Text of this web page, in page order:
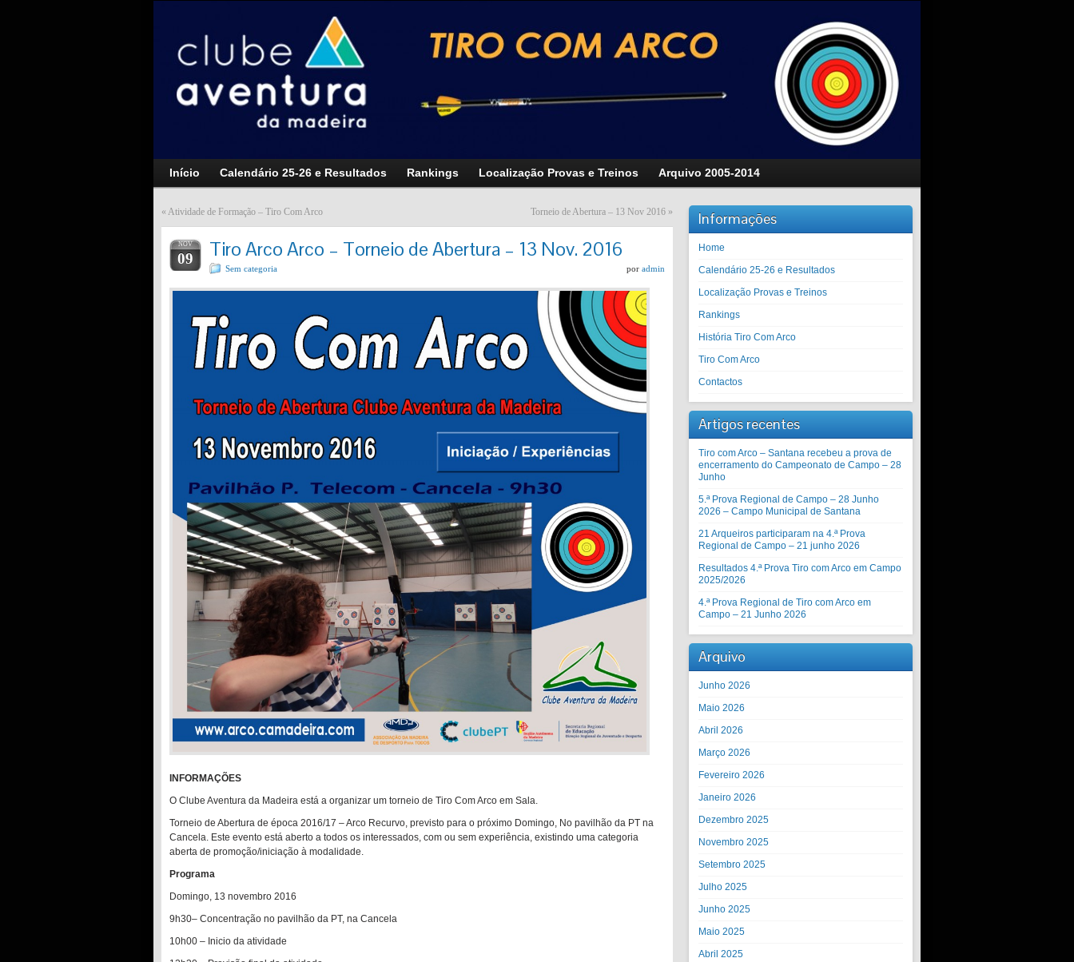
Início Calendário 25-26 e Resultados Rankings Localização Provas e Treinos Arquivo 2005-2014
« Atividade de Formação – Tiro Com Arco Torneio de Abertura – 13 Nov 2016 »
NOV
09 Tiro Arco Arco – Torneio de Abertura – 13 Nov. 2016
Sem categoria por admin
INFORMAÇÕES
O Clube Aventura da Madeira está a organizar um torneio de Tiro Com Arco em Sala.
Torneio de Abertura de época 2016/17 – Arco Recurvo, previsto para o próximo Domingo, No pavilhão da PT na
Cancela. Este evento está aberto a todos os interessados, com ou sem experiência, existindo uma categoria
aberta de promoção/iniciação à modalidade.
Programa
Domingo, 13 novembro 2016
9h30– Concentração no pavilhão da PT, na Cancela
10h00 – Inicio da atividade
Informações
Home
Calendário 25-26 e Resultados
Localização Provas e Treinos
Rankings
História Tiro Com Arco
Tiro Com Arco
Contactos
Artigos recentes
Tiro com Arco – Santana recebeu a prova de
encerramento do Campeonato de Campo – 28
Junho
5.ª Prova Regional de Campo – 28 Junho
2026 – Campo Municipal de Santana
21 Arqueiros participaram na 4.ª Prova
Regional de Campo – 21 junho 2026
Resultados 4.ª Prova Tiro com Arco em Campo
2025/2026
4.ª Prova Regional de Tiro com Arco em
Campo – 21 Junho 2026
Arquivo
Junho 2026
Maio 2026
Abril 2026
Março 2026
Fevereiro 2026
Janeiro 2026
Dezembro 2025
Novembro 2025
Setembro 2025
Julho 2025
Junho 2025
Maio 2025
Abril 2025